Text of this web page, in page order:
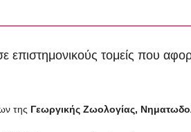
επιστημονικούς τομείς που
της Γεωργικής Ζωολογίας,